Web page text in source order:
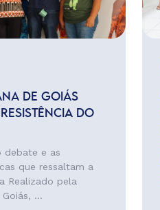
DE GOIÁS
DO
debate e as
que ressaltam a
Realizado pela
...